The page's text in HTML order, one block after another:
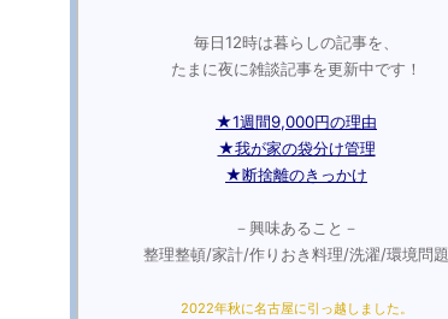
毎日12時は暮らしの記事を、
たまに夜に雑談記事を更新中です！
★1週間9,000円の理由
★我が家の袋分け管理
★断捨離のきっかけ
－興味あること－
整理整頓/家計/作りおき料理/洗濯/環境問題
2022年秋に名古屋に引っ越しました。